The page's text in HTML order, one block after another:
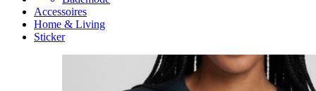
Accessoires
Home & Living
Sticker